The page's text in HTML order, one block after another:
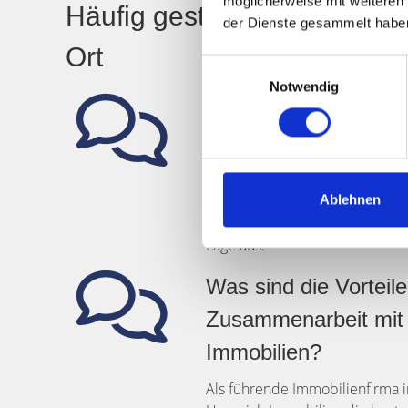
der Dienste gesammelt
Notwendig
Ablehnen
Häufig gestellte Fragen zu
Ort
Welche Stadtteile
Immobilien in
Hegerich Immobilien ist in
Neuhausen und
zeichnen sich durch ihre
Lage aus.
Was sind die
Zusammenarbeit
Immobilien?
Als führende Immobilienfirma